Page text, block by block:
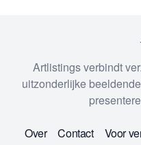
Artlistings verbindt
uitzonderlijke
Over Contact Voor